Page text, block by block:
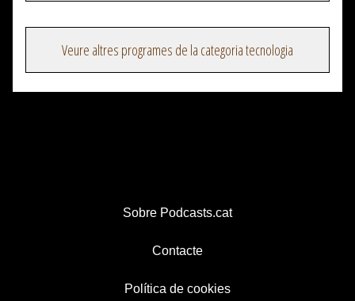
Veure altres programes de la categoria tecnologia
Sobre Podcasts.cat
Contacte
Política de cookies